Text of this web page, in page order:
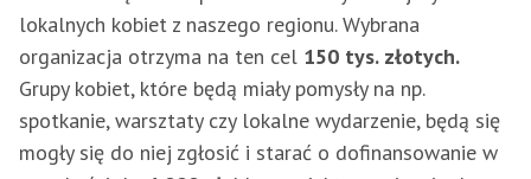
lokalnych kobiet z naszego regionu. Wybrana
organizacja otrzyma na ten cel 150 tys. złotych.
Grupy kobiet, które będą miały pomysły na np.
spotkanie, warsztaty czy lokalne wydarzenie, będą się
mogły się do niej zgłosić i starać o dofinansowanie w